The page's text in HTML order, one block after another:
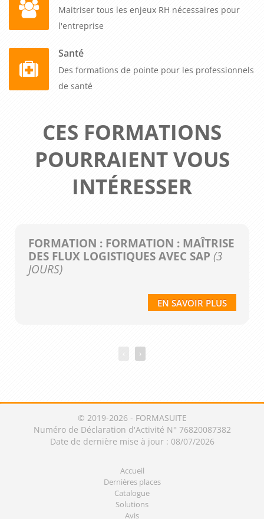
Maitriser tous les enjeux RH nécessaires pour
l'entreprise
Santé
Des formations de pointe pour les professionnels
de santé
CES FORMATIONS
POURRAIENT VOUS
INTÉRESSER
FORMATION : FORMATION : MAÎTRISE
DES FLUX LOGISTIQUES AVEC SAP (3
JOURS)
EN SAVOIR PLUS
›
© 2019-2026 - FORMASUITE
Numéro de Déclaration d'Activité N° 76820087382
Date de dernière mise à jour : 08/07/2026
Accueil
Dernières places
Catalogue
Solutions
Avis